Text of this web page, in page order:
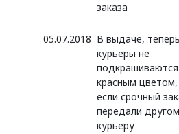
заказа
05.07.2018 В выдаче,
курьеры не
подкрашиваются
красным цветом,
если срочный
передали
курьеру